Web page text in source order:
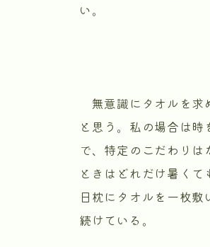
い。
無意識にタオルを求
と思う。私の場合は
で、特定のこだわり
ときはどれだけ暑く
日枕にタオルを一枚
続けている。